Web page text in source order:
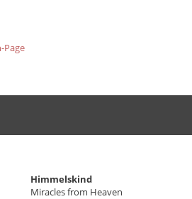
Himmelskind
Miracles from Heaven